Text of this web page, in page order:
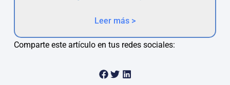
Leer más >
Comparte este artículo en tus redes sociales: